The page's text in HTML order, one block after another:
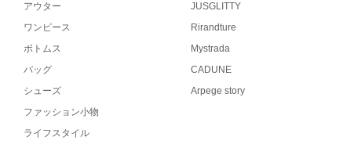
アウター
ワンピース
ボトムス
バッグ
シューズ
ファッション小物
ライフスタイル
JUSGLITTY
Rirandture
Mystrada
CADUNE
Arpege story